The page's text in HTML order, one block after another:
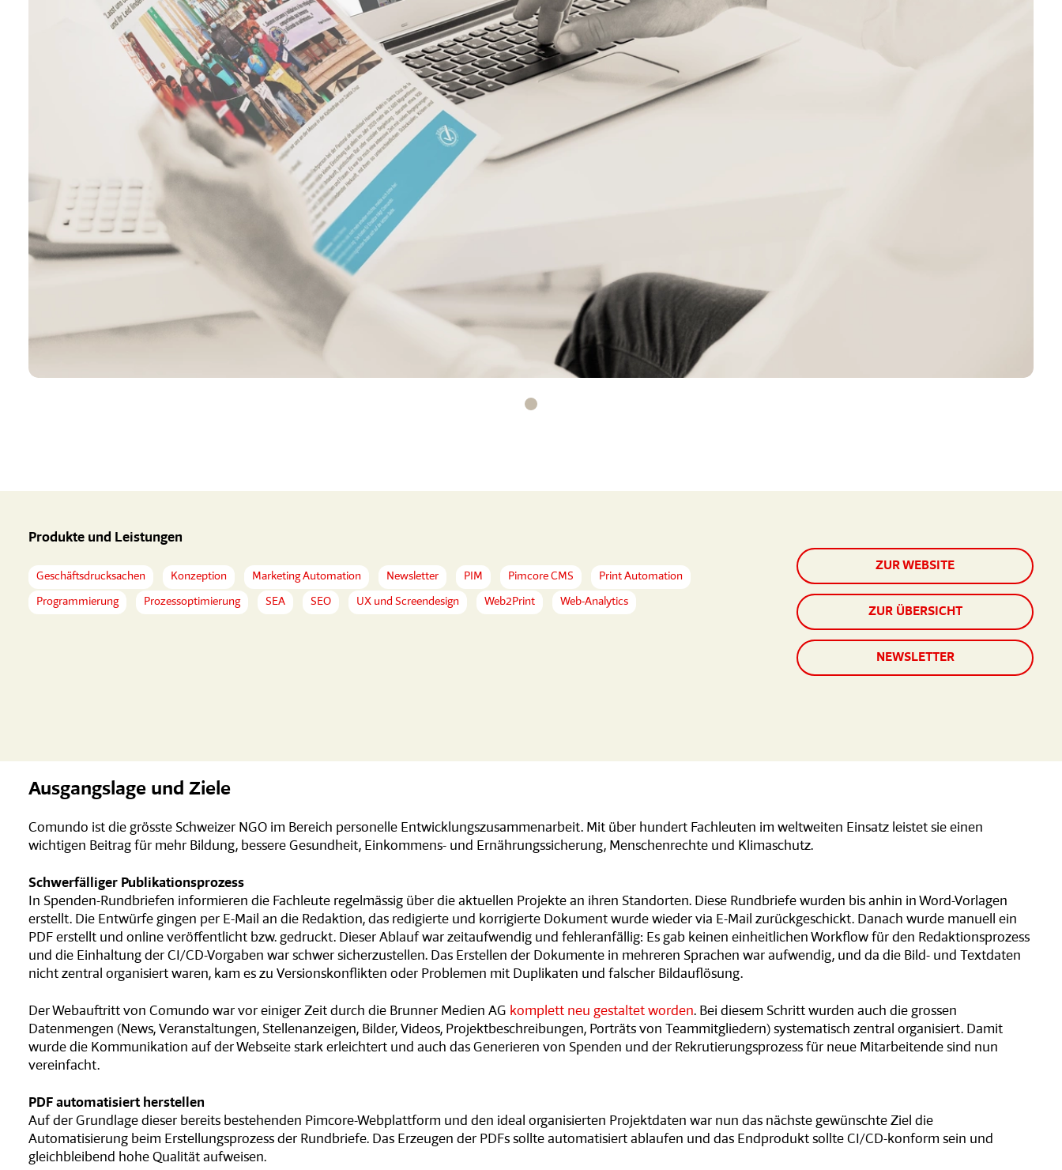
Produkte und Leistungen
Geschäftsdrucksachen Konzeption Marketing Automation Newsletter PIM Pimcore CMS Print Automation
Programmierung Prozessoptimierung SEA SEO UX und Screendesign Web2Print Web-Analytics
ZUR WEBSITE
ZUR ÜBERSICHT
NEWSLETTER
Ausgangslage und Ziele
Comundo ist die grösste Schweizer NGO im Bereich personelle Entwicklungszusammenarbeit. Mit über hundert Fachleuten im weltweiten Einsatz leistet sie einen
wichtigen Beitrag für mehr Bildung, bessere Gesundheit, Einkommens- und Ernährungssicherung, Menschenrechte und Klimaschutz.
Schwerfälliger Publikationsprozess
In Spenden-Rundbriefen informieren die Fachleute regelmässig über die aktuellen Projekte an ihren Standorten. Diese Rundbriefe wurden bis anhin in Word-Vorlagen
erstellt. Die Entwürfe gingen per E-Mail an die Redaktion, das redigierte und korrigierte Dokument wurde wieder via E-Mail zurückgeschickt. Danach wurde manuell ein
PDF erstellt und online veröffentlicht bzw. gedruckt. Dieser Ablauf war zeitaufwendig und fehleranfällig: Es gab keinen einheitlichen Workflow für den Redaktionsprozess
und die Einhaltung der CI/CD-Vorgaben war schwer sicherzustellen. Das Erstellen der Dokumente in mehreren Sprachen war aufwendig, und da die Bild- und Textdaten
nicht zentral organisiert waren, kam es zu Versionskonflikten oder Problemen mit Duplikaten und falscher Bildauflösung.
Der Webauftritt von Comundo war vor einiger Zeit durch die Brunner Medien AG komplett neu gestaltet worden. Bei diesem Schritt wurden auch die grossen
Datenmengen (News, Veranstaltungen, Stellenanzeigen, Bilder, Videos, Projektbeschreibungen, Porträts von Teammitgliedern) systematisch zentral organisiert. Damit
wurde die Kommunikation auf der Webseite stark erleichtert und auch das Generieren von Spenden und der Rekrutierungsprozess für neue Mitarbeitende sind nun
vereinfacht.
PDF automatisiert herstellen
Auf der Grundlage dieser bereits bestehenden Pimcore-Webplattform und den ideal organisierten Projektdaten war nun das nächste gewünschte Ziel die
Automatisierung beim Erstellungsprozess der Rundbriefe. Das Erzeugen der PDFs sollte automatisiert ablaufen und das Endprodukt sollte CI/CD-konform sein und
gleichbleibend hohe Qualität aufweisen.